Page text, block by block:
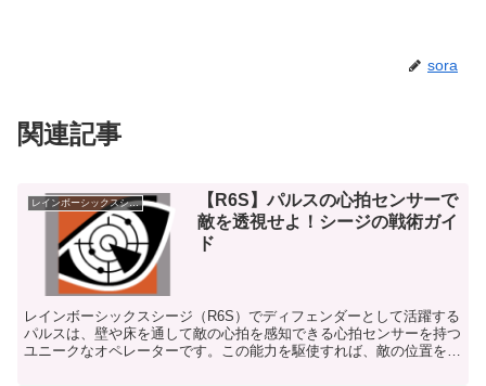
sora
関連記事
レインボーシックスシージ
【R6S】パルスの心拍センサーで
敵を透視せよ！シージの戦術ガイ
ド
レインボーシックスシージ（R6S）でディフェンダーとして活躍する
パルスは、壁や床を通して敵の心拍を感知できる心拍センサーを持つ
ユニークなオペレーターです。この能力を駆使すれば、敵の位置を正